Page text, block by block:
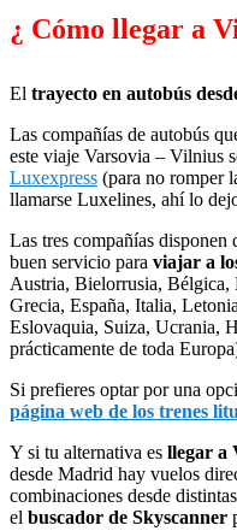
¿ Cómo llegar a
El trayecto en autobús
Las compañías de autobús
este viaje Varsovia – Vilnius
Luxexpress (para no romper
llamarse Luxelines, ahí lo
Las tres compañías disponen
buen servicio para viajar a
Austria, Bielorrusia, Bélgica,
Grecia, España, Italia,
Eslovaquia, Suiza, Ucrania,
prácticamente de toda
Si prefieres optar por una
página web de los trenes
Y si tu alternativa es llegar a
desde Madrid hay vuelos
combinaciones desde
el buscador de Skyscanner